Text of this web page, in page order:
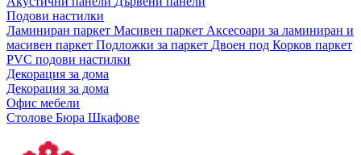
Подови настилки
Ламиниран паркет Масивен паркет Аксесоари за ламиниран и
масивен паркет Подложки за паркет Двоен под Корков паркет
PVC подови настилки
Декорация за дома
Декорация за дома
Офис мебели
Столове Бюра Шкафове